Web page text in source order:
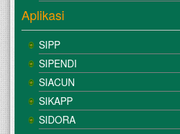
Aplikasi
SIPP
SIPENDI
SIACUN
SIKAPP
SIDORA